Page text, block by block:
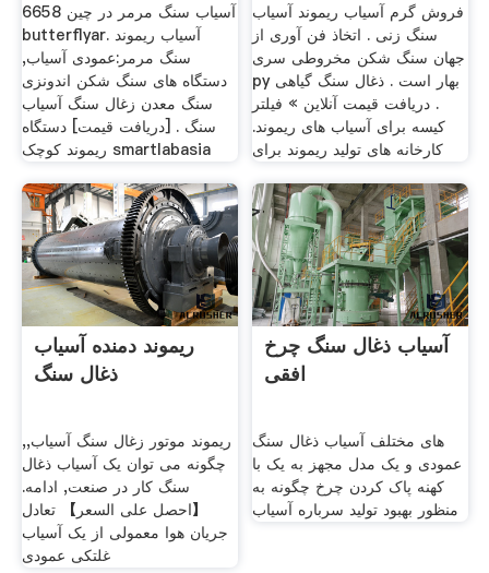
آسیاب سنگ مرمر در چین 6658
butterflyar. آسیاب ریموند
سنگ مرمر:عمودی آسیاب,
دستگاه های سنگ شکن اندونزی
سنگ معدن زغال سنگ آسیاب
سنگ . [دریافت قیمت] دستگاه
ریموند کوچک smartlabasia
فروش گرم آسیاب ریموند آسیاب
سنگ زنی . اتخاذ فن آوری از
جهان سنگ شکن مخروطی سری
py بهار است . ذغال سنگ گیاهی
. دریافت قیمت آنلاین » فیلتر
کیسه برای آسیاب های ریموند.
کارخانه های تولید ریموند برای
ریموند دمنده آسیاب
ذغال سنگ
ریموند موتور زغال سنگ آسیاب,,
چگونه می توان یک آسیاب ذغال
سنگ کار در صنعت, ادامه.
【احصل على السعر】 تعادل
جریان هوا معمولی از یک آسیاب
غلتکی عمودی
آسیاب ذغال سنگ چرخ
افقی
های مختلف آسیاب ذغال سنگ
عمودی و یک مدل مجهز به یک با
کهنه پاک کردن چرخ چگونه به
منظور بهبود تولید سرباره آسیاب